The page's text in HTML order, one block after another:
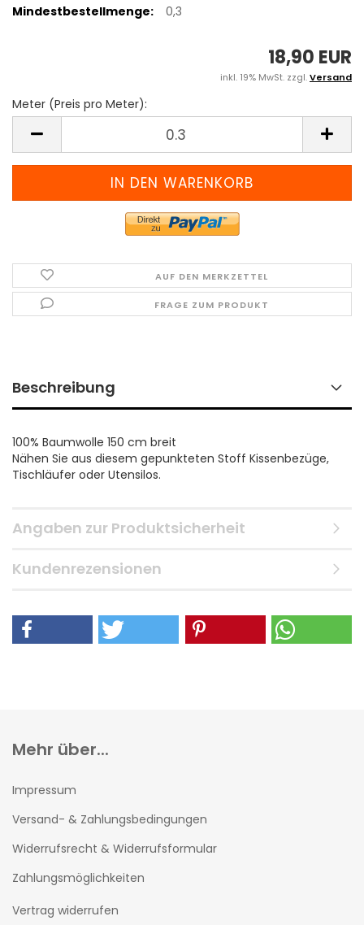
Mindestbestellmenge:
0,3
18,90 EUR
inkl. 19% MwSt. zzgl.Versand
Meter (Preis pro Meter):
(Preis
pro
AUF DEN MERKZETTEL
FRAGE ZUM PRODUKT
Beschreibung
100% Baumwolle 150 cm breit
Nähen Sie aus diesem gepunkteten Stoff Kissenbezüge,
Tischläufer oder Utensilos.
Angaben zur Produktsicherheit
Kundenrezensionen
Mehr über...
Impressum
Versand- & Zahlungsbedingungen
Widerrufsrecht & Widerrufsformular
Zahlungsmöglichkeiten
Vertrag widerrufen